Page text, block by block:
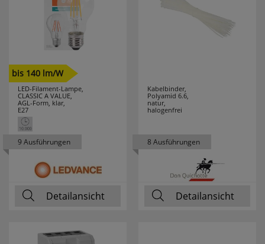
bis 140 lm/W
LED-Filament-Lampe,
CLASSIC A VALUE,
AGL-Form, klar,
E27
9 Ausführungen
Detailansicht
Kabelbinder,
Polyamid 6.6,
natur,
halogenfrei
8 Ausführungen
Detailansicht